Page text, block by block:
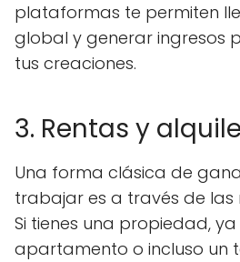
plataformas te permiten
global y generar ingresos
tus creaciones.
3. Rentas y
Una forma clásica de
trabajar es a través de las
Si tienes una propiedad,
apartamento o incluso un